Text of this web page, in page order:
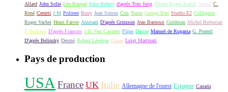
Allard John Solie Léo Kouper John Berkey d'après Tom Jung d'après Roger Kastel Amsel C.
René Cerutti J.M Politeer Bouy Jean Simon Cris Tonin George Barr Studio E2 Collignon
Roger Vacher Henri Faivre Arnstam D'après Grinsson Jean Barnoux Goldman Michel Berberian
J. Barbaud D'après François J.D. Van Caulaert Flipo Dastor Manuel de Rugama G. Pezeril
D'après Belinsky Desmé Robert Lévèque Gruau Luigi Martinati
Pays de production
USA France UK Italie Allemagne de l'ouest Espagne Canada